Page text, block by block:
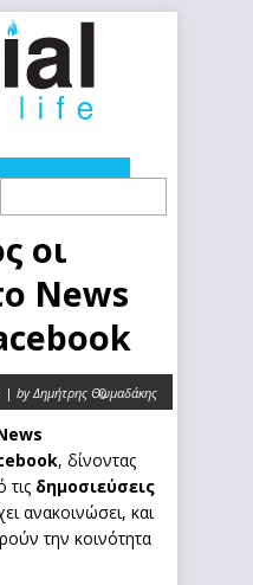
οι
News
| by Δημήτρης Θωμαδάκης
0
, δίνοντας
τις δημοσιεύσεις
ανακοινώσει, και
την κοινότητα